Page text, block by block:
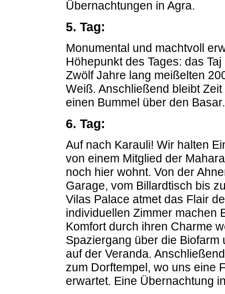
Übernachtungen in Agra.
5. Tag:
Monumental und machtvoll
Höhepunkt des Tages: das
Zwölf Jahre lang meißelten
Weiß. Anschließend bleibt
einen Bummel über den Basar.
6. Tag:
Auf nach Karauli! Wir halten
von einem Mitglied der
noch hier wohnt. Von der
Garage, vom Billardtisch bis
Vilas Palace atmet das Flair
individuellen Zimmer machen
Komfort durch ihren Charme
Spaziergang über die
auf der Veranda.
zum Dorftempel, wo uns eine
erwartet. Eine Übernachtung